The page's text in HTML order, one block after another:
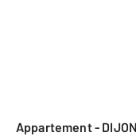
Appartement -